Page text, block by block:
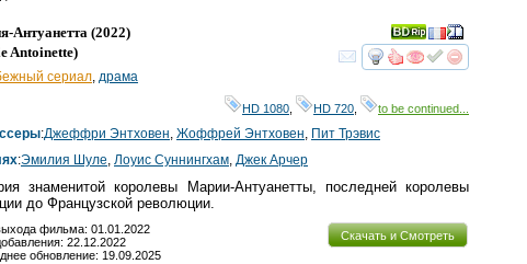
смотретьинтересует
Антуанетта (2022)
Antoinette)
сериал драма
HD 1080 HD 720 to be continued...
:Джеффри Энтховен Жоффрей Энтховен Пит Трэвис
:Эмилия Шуле Лоуис Cуннингхам Джек Арчер
знаменитой королевы Марии-Антуанетты, последней королевы
до Французской революции.
Скачать и Смотреть
фильма: 01.01.2022
22.12.2022
обновление: 19.09.2025